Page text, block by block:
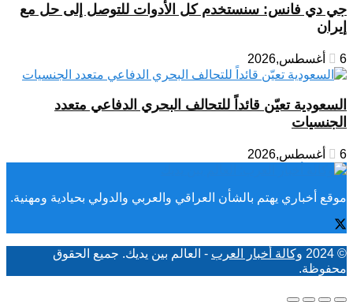
جي دي فانس: سنستخدم كل الأدوات للتوصل إلى حل مع
إيران
6 أغسطس,2026
السعودية تعيّن قائداً للتحالف البحري الدفاعي متعدد
الجنسيات
6 أغسطس,2026
موقع أخباري يهتم بالشأن العراقي والعربي والدولي بحيادية ومهنية.
© 2024 وكالة أخبار العرب - العالم بين يديك. جميع الحقوق
محفوظة.